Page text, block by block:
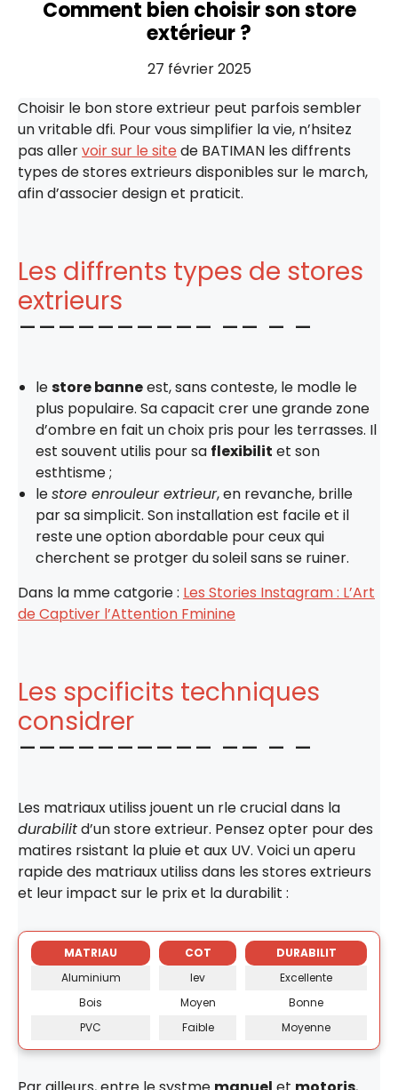
Comment bien choisir son store
extérieur ?
27 février 2025
Choisir le bon store extrieur peut parfois sembler
un vritable dfi. Pour vous simplifier la vie, n’hsitez
pas allervoir sur le sitede BATIMAN les diffrents
types de stores extrieurs disponibles sur le march,
afin d’associer design et praticit.
Les diffrents types de stores
extrieurs
lestore banneest, sans conteste, le modle le
plus populaire. Sa capacit crer une grande zone
d’ombre en fait un choix pris pour les terrasses. Il
est souvent utilis pour sa flexibilit et son
esthtisme ;
lestore enrouleur extrieur, en revanche, brille
par sa simplicit. Son installation est facile et il
reste une option abordable pour ceux qui
cherchent se protger du soleil sans se ruiner.
Dans la mme catgorie : Les Stories Instagram : L’Art
de Captiver l’Attention Fminine
Les spcificits techniques
considrer
Les matriaux utiliss jouent un rle crucial dans la
durabilitd’un store extrieur. Pensez opter pour des
matires rsistant la pluie et aux UV. Voici un aperu
rapide des matriaux utiliss dans les stores extrieurs
et leur impact sur le prix et la durabilit :
MATRIAU COT
DURABILIT
Aluminium
lev
Excellente
Bois
Moyen
Bonne
PVC
Faible Moyenne